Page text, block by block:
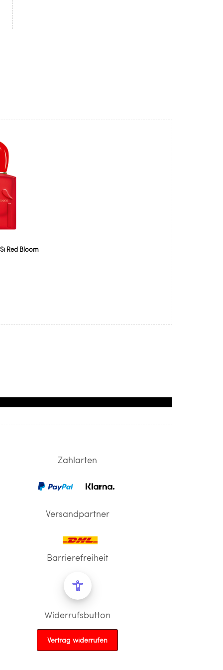
Red Bloom
Zahlarten
Versandpartner
Barrierefreiheit
Widerrufsbutton
Vertrag widerrufen